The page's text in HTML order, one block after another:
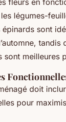
fleurs en
légumes-
épinards sont
tandis
sont meilleures
doit
pour